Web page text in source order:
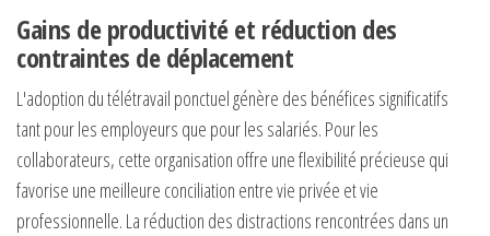
Gains de productivité et réduction des
contraintes de déplacement
L'adoption du télétravail ponctuel génère des bénéfices significatifs
tant pour les employeurs que pour les salariés. Pour les
collaborateurs, cette organisation offre une flexibilité précieuse qui
favorise une meilleure conciliation entre vie privée et vie
professionnelle. La réduction des distractions rencontrées dans un